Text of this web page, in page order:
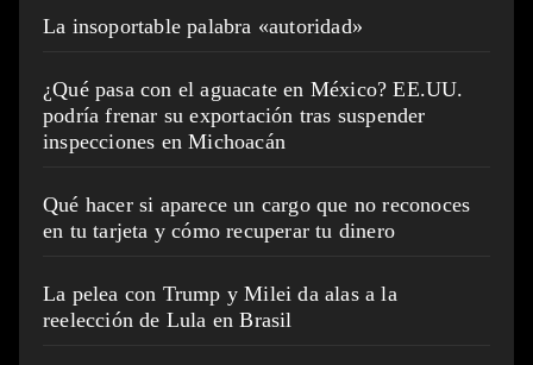
La insoportable palabra «autoridad»
¿Qué pasa con el aguacate en México? EE.UU.
podría frenar su exportación tras suspender
inspecciones en Michoacán
Qué hacer si aparece un cargo que no reconoces
en tu tarjeta y cómo recuperar tu dinero
La pelea con Trump y Milei da alas a la
reelección de Lula en Brasil